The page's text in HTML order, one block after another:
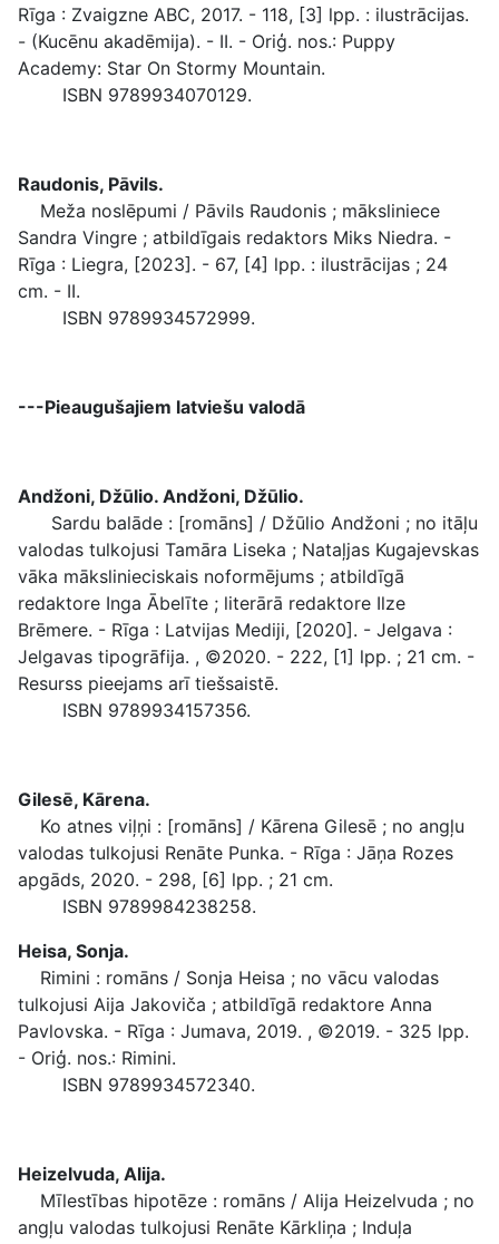
Rīga : Zvaigzne ABC, 2017. - 118, [3] lpp. : ilustrācijas.
- (Kucēnu akadēmija). - II. - Oriģ. nos.: Puppy
Academy: Star On Stormy Mountain.
ISBN 9789934070129.
Raudonis, Pāvils.
Meža noslēpumi / Pāvils Raudonis ; māksliniece
Sandra Vingre ; atbildīgais redaktors Miks Niedra. -
Rīga : Liegra, [2023]. - 67, [4] lpp. : ilustrācijas ; 24
cm. - II.
ISBN 9789934572999.
---Pieaugušajiem latviešu valodā
Andžoni, Džūlio. Andžoni, Džūlio.
Sardu balāde : [romāns] / Džūlio Andžoni ; no itāļu
valodas tulkojusi Tamāra Liseka ; Nataļjas Kugajevskas
vāka mākslinieciskais noformējums ; atbildīgā
redaktore Inga Ābelīte ; literārā redaktore Ilze
Brēmere. - Rīga : Latvijas Mediji, [2020]. - Jelgava :
Jelgavas tipogrāfija. , ©2020. - 222, [1] lpp. ; 21 cm. -
Resurss pieejams arī tiešsaistē.
ISBN 9789934157356.
Gilesē, Kārena.
Ko atnes viļņi : [romāns] / Kārena Gilesē ; no angļu
valodas tulkojusi Renāte Punka. - Rīga : Jāņa Rozes
apgāds, 2020. - 298, [6] lpp. ; 21 cm.
ISBN 9789984238258.
Heisa, Sonja.
Rimini : romāns / Sonja Heisa ; no vācu valodas
tulkojusi Aija Jakoviča ; atbildīgā redaktore Anna
Pavlovska. - Rīga : Jumava, 2019. , ©2019. - 325 lpp.
- Oriģ. nos.: Rimini.
ISBN 9789934572340.
Heizelvuda, Alija.
Mīlestības hipotēze : romāns / Alija Heizelvuda ; no
angļu valodas tulkojusi Renāte Kārkliņa ; Induļa